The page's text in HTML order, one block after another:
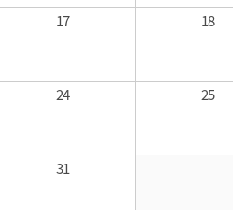
17 18
24 25
31